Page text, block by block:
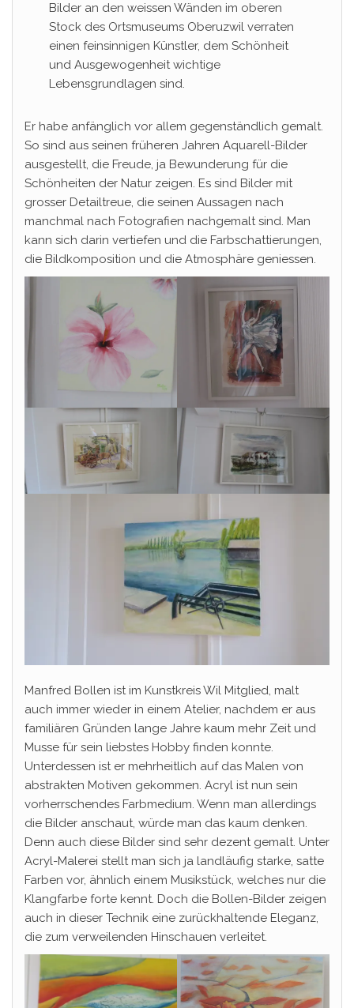
Bilder an den weissen Wänden im oberen
Stock des Ortsmuseums Oberuzwil verraten
einen feinsinnigen Künstler, dem Schönheit
und Ausgewogenheit wichtige
Lebensgrundlagen sind.
Er habe anfänglich vor allem gegenständlich gemalt.
So sind aus seinen früheren Jahren Aquarell-Bilder
ausgestellt, die Freude, ja Bewunderung für die
Schönheiten der Natur zeigen. Es sind Bilder mit
grosser Detailtreue, die seinen Aussagen nach
manchmal nach Fotografien nachgemalt sind. Man
kann sich darin vertiefen und die Farbschattierungen,
die Bildkomposition und die Atmosphäre geniessen.
Manfred Bollen ist im Kunstkreis Wil Mitglied, malt
auch immer wieder in einem Atelier, nachdem er aus
familiären Gründen lange Jahre kaum mehr Zeit und
Musse für sein liebstes Hobby finden konnte.
Unterdessen ist er mehrheitlich auf das Malen von
abstrakten Motiven gekommen. Acryl ist nun sein
vorherrschendes Farbmedium. Wenn man allerdings
die Bilder anschaut, würde man das kaum denken.
Denn auch diese Bilder sind sehr dezent gemalt. Unter
Acryl-Malerei stellt man sich ja landläufig starke, satte
Farben vor, ähnlich einem Musikstück, welches nur die
Klangfarbe forte kennt. Doch die Bollen-Bilder zeigen
auch in dieser Technik eine zurückhaltende Eleganz,
die zum verweilenden Hinschauen verleitet.